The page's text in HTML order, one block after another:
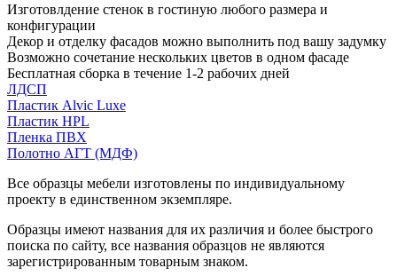
Изготовлдение стенок в гостиную любого размера и
конфигурации
Декор и отделку фасадов можно выполнить под вашу задумку
Возможно сочетание нескольких цветов в одном фасаде
Бесплатная сборка в течение 1-2 рабочих дней
ЛДСП
Пластик Alvic Luxe
Пластик HPL
Пленка ПВХ
Полотно АГТ (МДФ)
Все образцы мебели изготовлены по индивидуальному
проекту в единственном экземпляре.
Образцы имеют названия для их различия и более быстрого
поиска по сайту, все названия образцов не являются
зарегистрированным товарным знаком.